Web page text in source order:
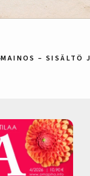
MAINOS – SISÄLTÖ